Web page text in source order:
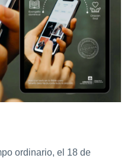
ordinario, el 18 de